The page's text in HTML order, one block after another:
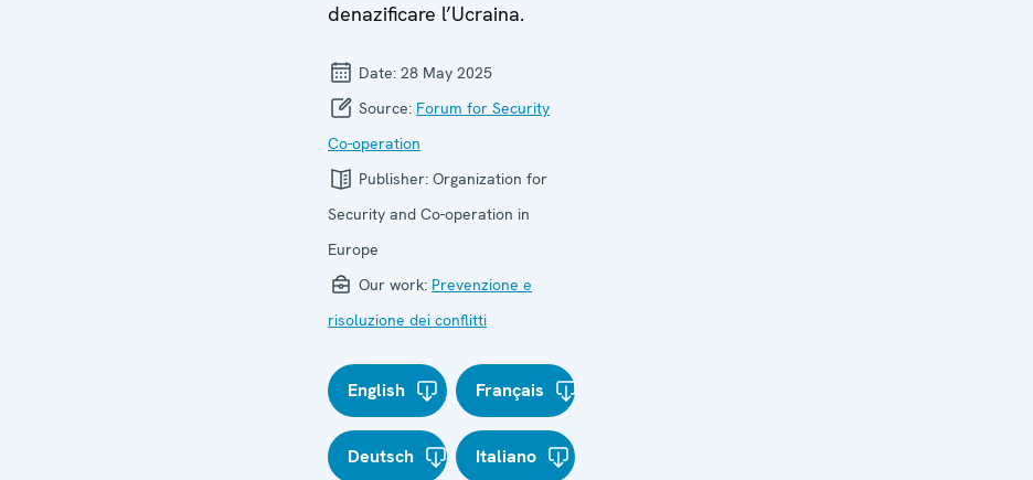
denazificare l’Ucraina.
Date: 28 May 2025
Source: Forum for Security
Co-operation
Publisher: Organization for
Security and Co-operation in
Europe
Our work: Prevenzione e
risoluzione dei conflitti
English Français
Deutsch Italiano